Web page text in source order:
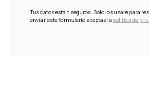
Tus datos están seguros. Solo los usaré para
enviar este formulario aceptas la política de